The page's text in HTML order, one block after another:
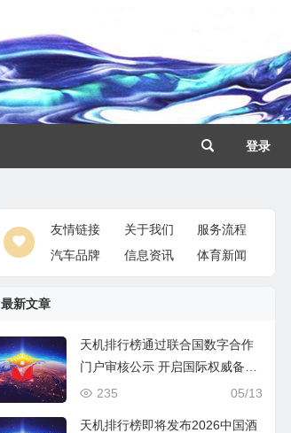
登录
友情链接 关于我们
服务流程
汽车品牌
信息资讯 体育新闻
最新文章
天机排行榜通过联合国数字合作
门户审核公示 开启国际权威备案
认证机制
05/13
235
天机排行榜即将发布2026中国酒